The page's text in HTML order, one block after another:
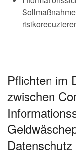
Pflichten im
zwischen